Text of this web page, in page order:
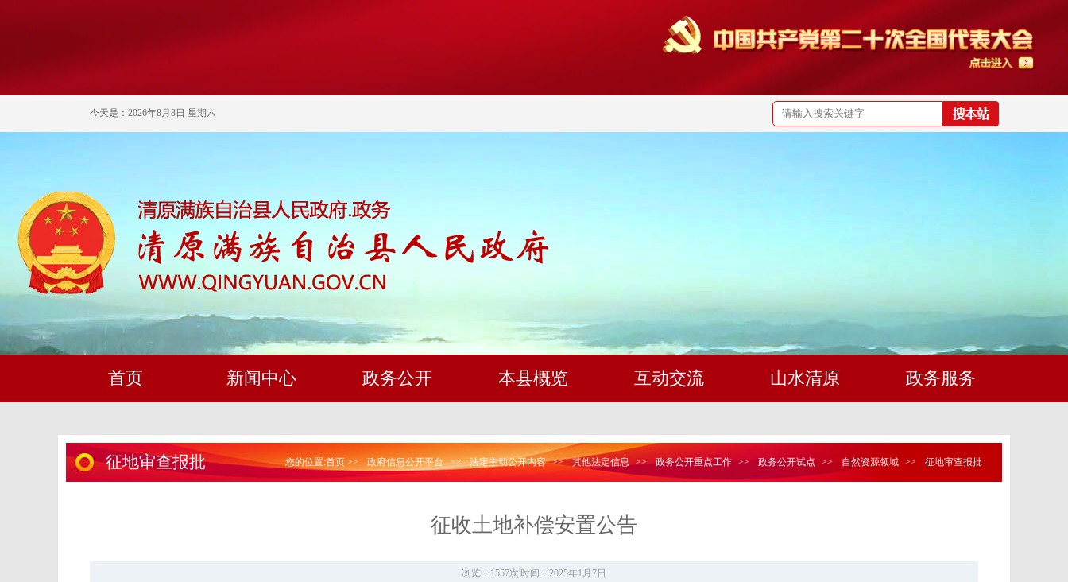
今天是：2026年8月8日 星期六
首页 新闻中心 政务公开 本县概览 互动交流 山水清原 政务服务
征地审查报批 您的位置:首页 >> 政府信息公开平台 >> 法定主动公开内容 >> 其他法定信息 >> 政务公开重点工作 >> 政务公开试点 >> 自然资源领域 >> 征地审查报批
征收土地补偿安置公告
浏览：1557次'时间：2025年1月7日